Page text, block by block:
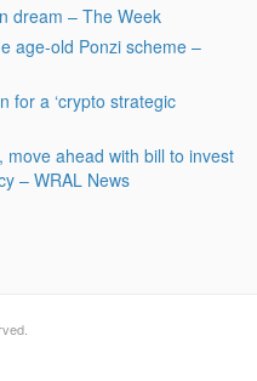
dream – The Week
age-old Ponzi scheme –
for a ‘crypto strategic
ahead with bill to invest
– WRAL News